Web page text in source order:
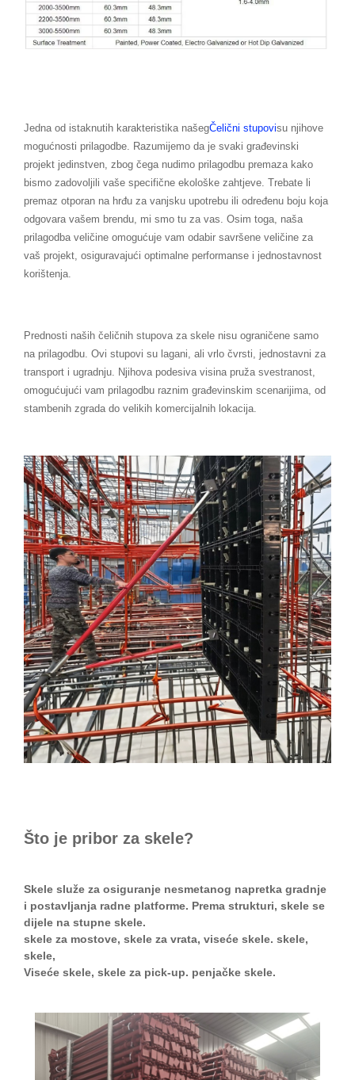
Jedna od istaknutih karakteristika našegČelični stupovisu njihove
mogućnosti prilagodbe. Razumijemo da je svaki građevinski
projekt jedinstven, zbog čega nudimo prilagodbu premaza kako
bismo zadovoljili vaše specifične ekološke zahtjeve. Trebate li
premaz otporan na hrđu za vanjsku upotrebu ili određenu boju koja
odgovara vašem brendu, mi smo tu za vas. Osim toga, naša
prilagodba veličine omogućuje vam odabir savršene veličine za
vaš projekt, osiguravajući optimalne performanse i jednostavnost
korištenja.
Prednosti naših čeličnih stupova za skele nisu ograničene samo
na prilagodbu. Ovi stupovi su lagani, ali vrlo čvrsti, jednostavni za
transport i ugradnju. Njihova podesiva visina pruža svestranost,
omogućujući vam prilagodbu raznim građevinskim scenarijima, od
stambenih zgrada do velikih komercijalnih lokacija.
Što je pribor za skele?
Skele služe za osiguranje nesmetanog napretka gradnje
i postavljanja radne platforme. Prema strukturi, skele se
dijele na stupne skele.
skele za mostove, skele za vrata, viseće skele. skele,
skele,
Viseće skele, skele za pick-up. penjačke skele.